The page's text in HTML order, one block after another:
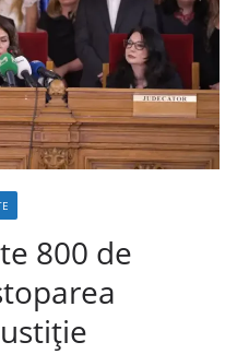
800 de